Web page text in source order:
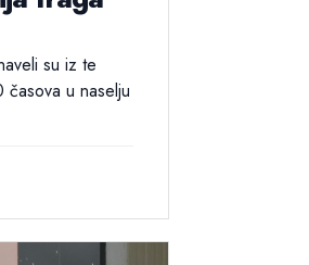
su iz te
u naselju